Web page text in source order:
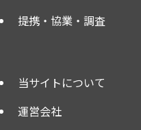
提携・協業・調査
当サイトについて
運営会社